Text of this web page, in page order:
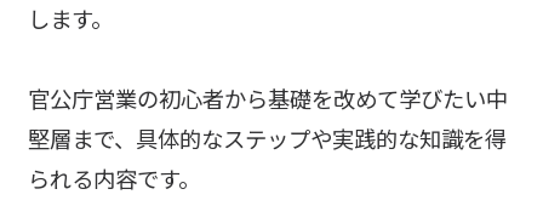
します。
官公庁営業の初心者から基礎を改めて学びたい中
堅層まで、具体的なステップや実践的な知識を得
られる内容です。